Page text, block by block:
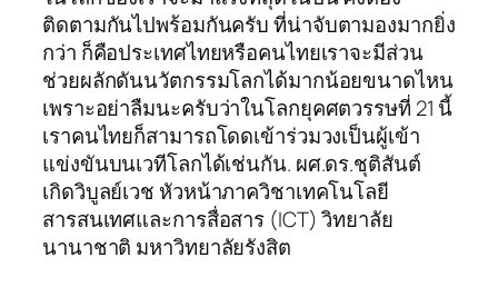
ติดตามกันไปพร้อมกันครับ ที่น่าจับตามองมากยิ่ง
กว่า ก็คือประเทศไทยหรือคนไทยเราจะมีส่วน
ช่วยผลักดันนวัตกรรมโลกได้มากน้อยขนาดไหน
เพราะอย่าลืมนะครับว่าในโลกยุคศตวรรษที่ 21 นี้
เราคนไทยก็สามารถโดดเข้าร่วมวงเป็นผู้เข้า
แข่งขันบนเวทีโลกได้เช่นกัน. ผศ.ดร.ชุติสันต์
เกิดวิบูลย์เวช หัวหน้าภาควิชาเทคโนโลยี
สารสนเทศและการสื่อสาร (ICT) วิทยาลัย
นานาชาติ มหาวิทยาลัยรังสิต